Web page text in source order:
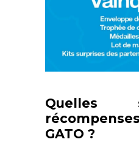
Quelles
GATO ?